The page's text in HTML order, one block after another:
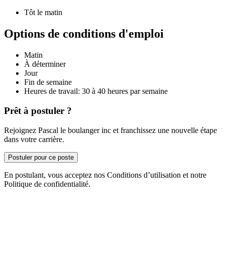
Tôt le matin
Options de conditions d'emploi
Matin
À déterminer
Jour
Fin de semaine
Heures de travail: 30 à 40 heures par semaine
Prêt à postuler ?
Rejoignez Pascal le boulanger inc et franchissez une nouvelle étape
dans votre carrière.
Postuler pour ce poste
En postulant, vous acceptez nos Conditions d’utilisation et notre
Politique de confidentialité.